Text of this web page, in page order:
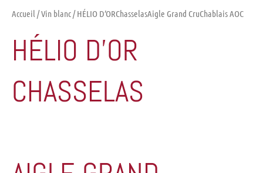
Accueil /Vin blanc/ HÉLIO D’ORChasselasAigle Grand CruChablais AOC
HÉLIO D’OR
CHASSELAS